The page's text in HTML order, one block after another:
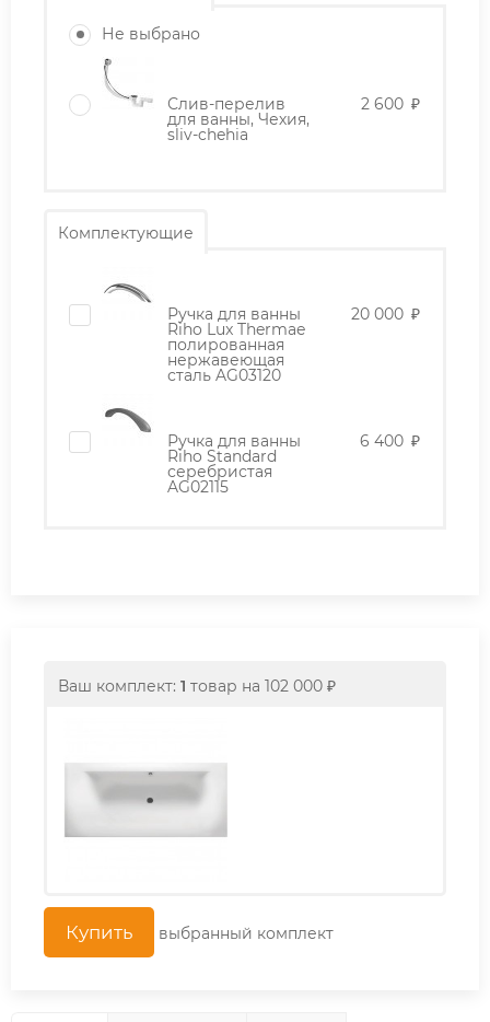
Не выбрано
Слив-перелив
для ванны, Чехия,
sliv-chehia
2 600 ₽
Комплектующие
Ручка для ванны
Riho Lux Thermae
полированная
нержавеющая
сталь AG03120
20 000 ₽
Ручка для ванны
Riho Standard
серебристая
AG02115
6 400 ₽
Ваш комплект: 1 товар на 102 000 ₽
выбранный комплект